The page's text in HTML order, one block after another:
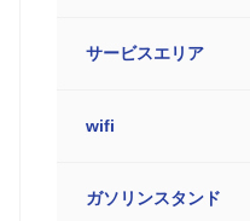
サービスエリア
wifi
ガソリンスタンド